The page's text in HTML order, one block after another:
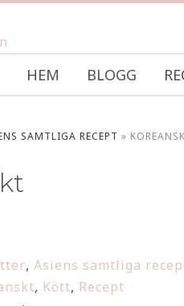
HEM BLOGG
SAMTLIGA RECEPT »
, Asiens samtliga
, Kött, Recept